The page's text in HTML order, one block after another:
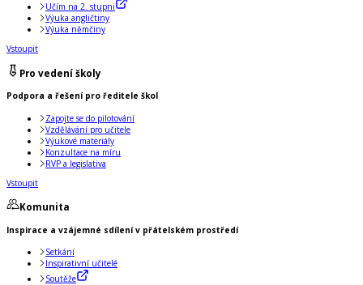
Učím na 2. stupni
Výuka angličtiny
Výuka němčiny
Vstoupit
Pro vedení školy
Podpora a řešení pro ředitele škol
Zapojte se do pilotování
Vzdělávání pro učitele
Výukové materiály
Konzultace na míru
RVP a legislativa
Vstoupit
Komunita
Inspirace a vzájemné sdílení v přátelském prostředí
Setkání
Inspirativní učitelé
Soutěže